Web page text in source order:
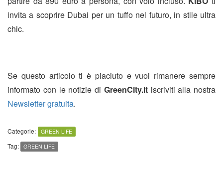
invita a scoprire Dubai per un tuffo nel futuro, in stile ultra
chic.
Se questo articolo ti è piaciuto e vuoi rimanere sempre
informato con le notizie di GreenCity.itiscriviti alla nostra
Newsletter gratuita.
Categorie: GREEN LIFE
Tag: GREEN LIFE